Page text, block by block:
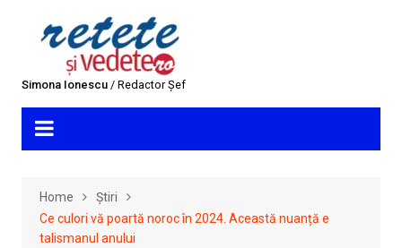
Simona Ionescu/ Redactor Șef
Home
Știri
Ce culori vă poartă noroc în 2024. Această nuanță e
talismanul anului